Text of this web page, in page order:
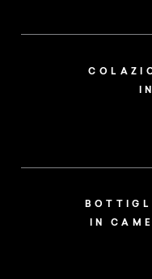
ogni hotel
ALTRI SERVIZI
IN